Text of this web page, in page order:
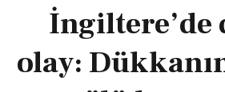
İngiltere’de
olay: